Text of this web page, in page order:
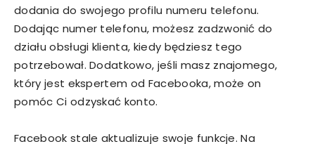
dodania do swojego profilu numeru telefonu.
Dodając numer telefonu, możesz zadzwonić do
działu obsługi klienta, kiedy będziesz tego
potrzebował. Dodatkowo, jeśli masz znajomego,
który jest ekspertem od Facebooka, może on
pomóc Ci odzyskać konto.
Facebook stale aktualizuje swoje funkcje. Na